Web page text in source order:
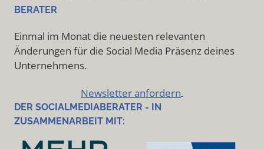
BERATER
Einmal im Monat die neuesten relevanten
Änderungen für die Social Media Präsenz deines
Unternehmens.
Newsletter anfordern
DER SOCIALMEDIABERATER - IN
ZUSAMMENARBEIT MIT: